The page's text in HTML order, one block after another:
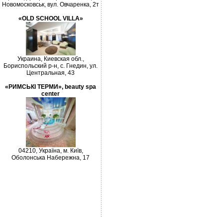
Новомосковськ, вул. Овчаренка, 2т
«OLD SCHOOL VILLA»
Украина, Киевская обл.,
Бориспольский р-н, с. Гнедин, ул.
Центральная, 43
«РИМСЬКІ ТЕРМИ», beauty spa
center
04210, Україна, м. Київ,
Оболонська Набережна, 17